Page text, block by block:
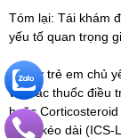
Tóm lại: Tái khám
yếu tố quan trọng
Hen ở trẻ em chủ
với các thuốc điều
hoặc
dụng kéo dài